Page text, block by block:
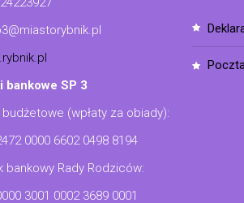
bankowe SP 3
(wpłaty za obiady):
0000 6602 0498 8194
bankowy Rady Rodziców:
3001 0002 3689 0001